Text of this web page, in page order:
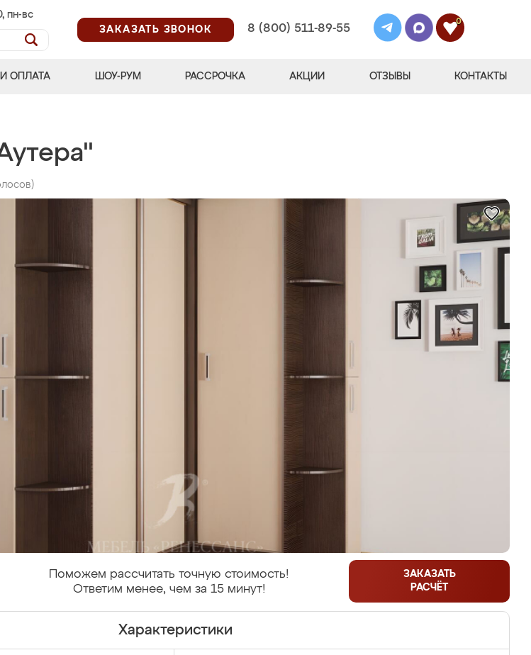
пн-вс
ЗАКАЗАТЬ ЗВОНОК
8 (800) 511-89-55
0
ОПЛАТА ШОУ-РУМ РАССРОЧКА АКЦИИ ОТЗЫВЫ КОНТАКТЫ
Поможем рассчитать точную стоимость!
Ответим менее, чем за 15 минут!
ЗАКАЗАТЬ
РАСЧЁТ
Характеристики